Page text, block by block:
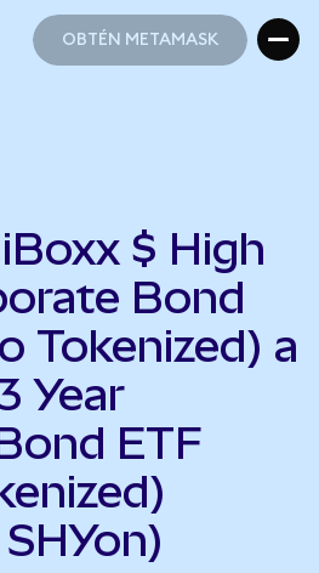
OBTÉN METAMASK
$ High
Bond
Tokenized) a
Year
ETF